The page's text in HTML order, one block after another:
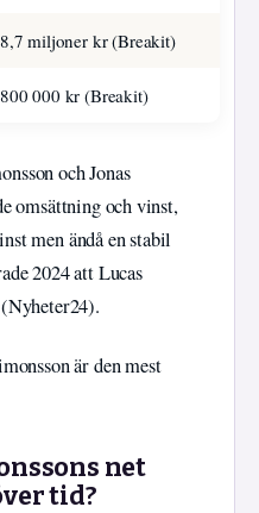
8,7 miljoner kr (Breakit)
800 000 kr (Breakit)
och Jonas
omsättning och vinst,
men ändå en stabil
2024 att Lucas
är den mest
net
tid?